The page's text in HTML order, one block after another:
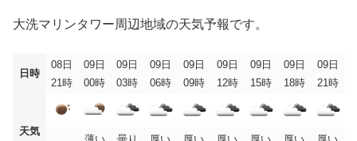
大洗マリンタワー周辺地域の天気予報です。
日時
08日
21時
09日
00時
09日
03時
09日
06時
09日
09時
09日
12時
09日
15時
09日
18時
09日
21時
天気